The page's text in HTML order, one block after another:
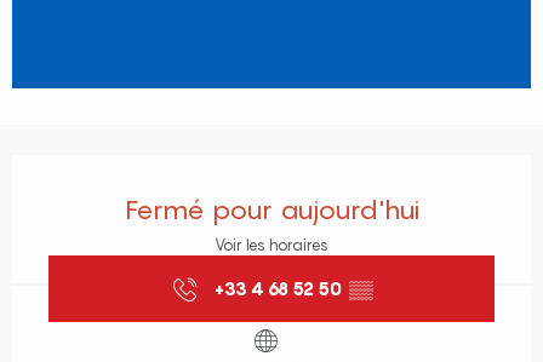
Fermé pour aujourd'hui
Voir les horaires
+33 4 68 52 50 ▒▒